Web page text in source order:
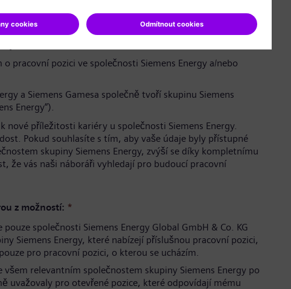
údajů
o pracovní pozici ve společnosti Siemens Energy a/nebo
a Siemens Gamesa společně tvoří skupinu Siemens
Energy“).
nové příležitosti kariéry u společnosti Siemens Energy.
Pokud souhlasíte s tím, aby vaše údaje byly přístupné
skupiny Siemens Energy, zvýší se díky kompletnímu
že vás naši náboráři vyhledají pro budoucí pracovní
z možností: *
společnosti Siemens Energy Global GmbH & Co. KG
Siemens Energy, které nabízejí příslušnou pracovní pozici,
pro pracovní pozici, o kterou se ucházím.
relevantním společnostem skupiny Siemens Energy po
uvažovaly pro otevřené pozice, které odpovídají mému